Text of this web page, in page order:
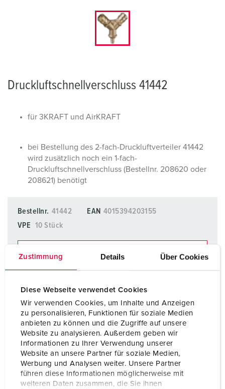
Zustimmung Details Über Cookies
Diese Webseite verwendet Cookies
Wir verwenden Cookies, um Inhalte und Anzeigen
zu personalisieren, Funktionen für soziale Medien
anbieten zu können und die Zugriffe auf unsere
Website zu analysieren. Außerdem geben wir
Informationen zu Ihrer Verwendung unserer
Website an unsere Partner für soziale Medien,
Werbung und Analysen weiter. Unsere Partner
führen diese Informationen möglicherweise mit
weiteren Daten zusammen, die Sie ihnen
Druckluftschnellverschluss 41442
für 3KRAFT und AirKRAFT
bei Bestellung des 2-fach-Druckluftverteiler 41442
wird zusätzlich noch ein 1-fach-
Druckluftschnellverschluss (Bestellnr. 208620 oder
208621) benötigt
Bestellnr. 41442 EAN 4015394203155
VPE
10 Stück
AUF DIE MERKLISTE SETZEN
Meine Liste(0) HINZUFÜGEN
NEUE LISTE ERSTELLEN